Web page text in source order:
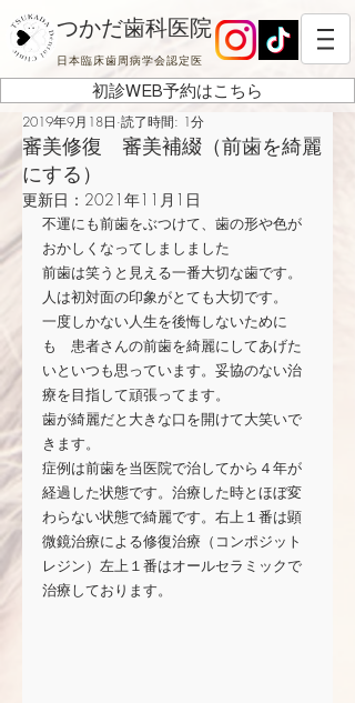
日本臨床歯周病学会認定医
つかだ歯科医院
初診WEB予約はこちら
審美修復 審美補綴（前歯を綺麗
にする）
2019年9月18日 読了時間: 1分
更新日： 2021年11月1日
不運にも前歯をぶつけて、歯の形や色が
おかしくなってしましました
前歯は笑うと見える一番大切な歯です。
人は初対面の印象がとても大切です。
一度しかない人生を後悔しないために
も　患者さんの前歯を綺麗にしてあげた
いといつも思っています。妥協のない治
療を目指して頑張ってます。
歯が綺麗だと大きな口を開けて大笑いで
きます。
症例は前歯を当医院で治してから４年が
経過した状態です。治療した時とほぼ変
わらない状態で綺麗です。右上１番は顕
微鏡治療による修復治療（コンポジット
レジン）左上１番はオールセラミックで
治療しております。